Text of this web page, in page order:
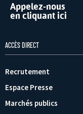
Appelez-nous
en cliquant ici
ACCÈS DIRECT
Recrutement
Espace Presse
Marchés publics